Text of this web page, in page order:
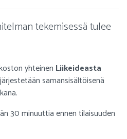
tekemisessä tulee
yhteinen Liikeideasta
samansisältöisenä
30 minuuttia ennen tilaisuuden